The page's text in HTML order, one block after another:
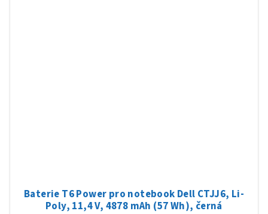
Baterie T6 Power pro notebook Dell CTJJ6, Li-
Poly, 11,4 V, 4878 mAh (57 Wh), černá